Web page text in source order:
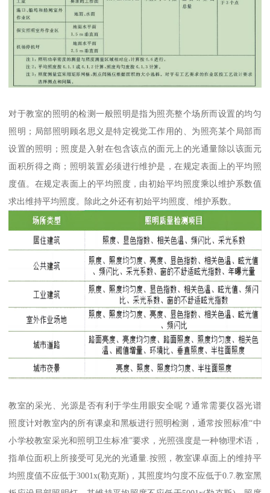
对于教室的照明的检测一般照明是指为照亮整个场所而设置的均匀
照明；局部照明顾名思义是特定视觉工作用的、为照亮某个局部而
设置的照明；照度是入射在包含该点的面元上的光通量除以该面元
面积所得之商；照明装置必须进行维护是，在规定表面上的平均照
度值。在规定表面上的平均照度，由初始平均照度乘以维护系数值
求出维持平均照度。除此之外还有初始平均照度、维护系数。
教室的采光、光源是否有利于学生用眼安全呢？通常需要仪器光谱
照度计对教室内的所有课桌和黑板进行照明检测，通常按照标准“中
小学校教室采光和照明卫生标准”要求，光照强度是一种物理术语，
指单位面积上所接受可见光的光通量.按照，教室课卓面上的维持平
均照度值不应低于3001x(勒克斯)，其照度均匀度不应低于0.7.教室黑